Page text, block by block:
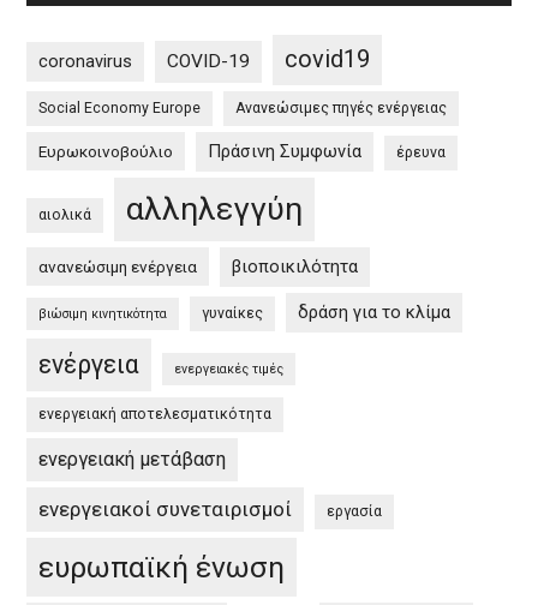
tourism
εκδήλωση
Συμφωνία
στην
και
Ελλάδα
Green
and
Green
coronavirus COVID-19 covid19
Social Economy Europe Ανανεώσιμες πηγές ενέργειας
Ευρωκοινοβούλιο Πράσινη Συμφωνία έρευνα
αιολικά αλληλεγγύη
ανανεώσιμη ενέργεια βιοποικιλότητα
βιώσιμη κινητικότητα γυναίκες δράση για το κλίμα
ενέργεια ενεργειακές τιμές
ενεργειακή αποτελεσματικότητα
ενεργειακή μετάβαση
ενεργειακοί συνεταιρισμοί εργασία
ευρωπαϊκή ένωση